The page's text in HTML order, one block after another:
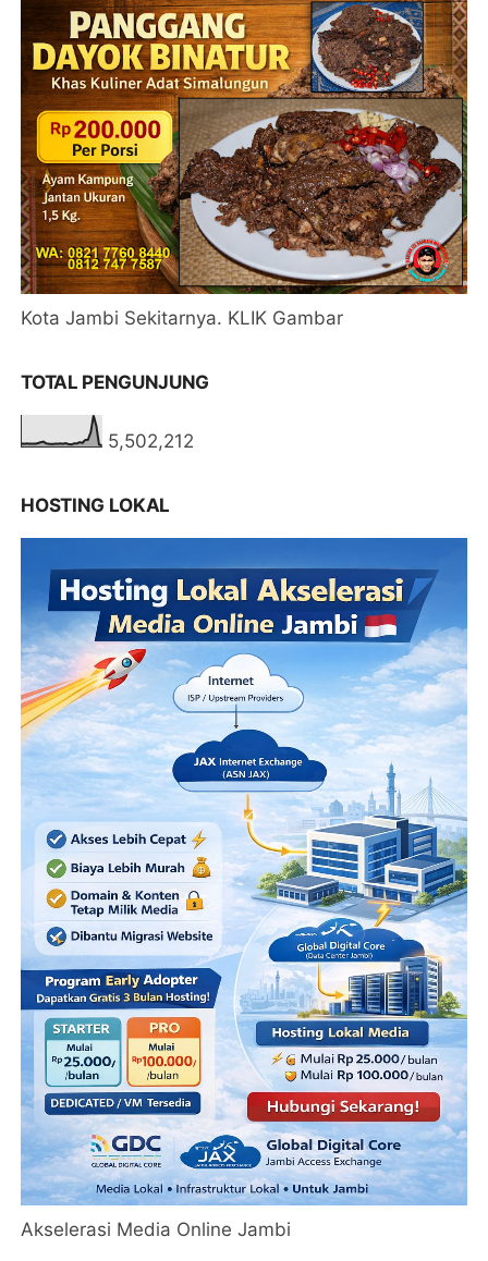
Kota Jambi Sekitarnya. KLIK Gambar
TOTAL PENGUNJUNG
5,502,212
HOSTING LOKAL
Akselerasi Media Online Jambi